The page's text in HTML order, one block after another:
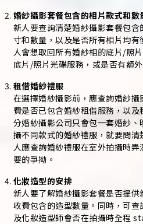
婚紗攝影套餐包含的相片款式和數
新人要查詢清楚婚紗攝影套餐包
寸和數量，以及是否所有相片均
人會想取回所有婚紗相的底片/照
底片/照片光碟服務，或是否有額外
租借婚紗禮服
在選擇婚紗攝影前，應查詢婚紗
費是否已包含婚紗租借服務，以
分婚紗攝影公司只會包一套婚紗
攝不同款式的婚紗禮服，就要問
人應查詢婚紗禮服在室外拍攝時
要的爭拗。
化妝造型的安排
新人要了解婚紗攝影套餐是否提
收費包含的造型數量。同時，可
及化妝造型師會否在拍攝時全程